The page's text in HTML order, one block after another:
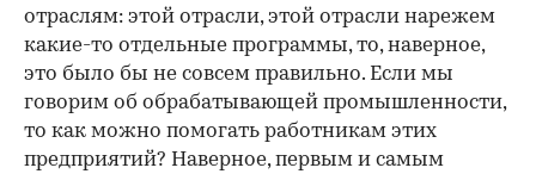
00:00 / 00:00
отраслям: этой отрасли, этой отрасли нарежем
какие-то отдельные программы, то, наверное,
это было бы не совсем правильно. Если мы
говорим об обрабатывающей промышленности,
то как можно помогать работникам этих
предприятий? Наверное, первым и самым